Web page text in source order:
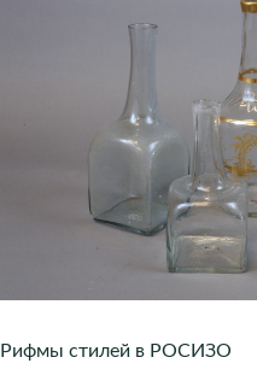
Рифмы стилей в РОСИЗО